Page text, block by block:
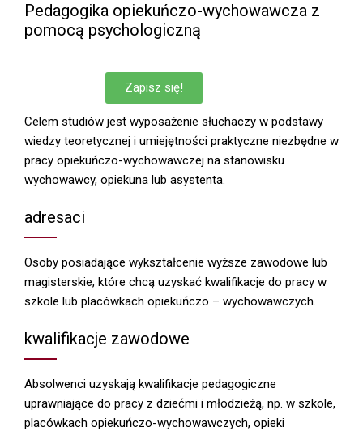
Pedagogika opiekuńczo-wychowawcza z
pomocą psychologiczną
Zapisz się!
Celem studiów jest wyposażenie słuchaczy w podstawy
wiedzy teoretycznej i umiejętności praktyczne niezbędne w
pracy opiekuńczo-wychowawczej na stanowisku
wychowawcy, opiekuna lub asystenta.
adresaci
Osoby posiadające wykształcenie wyższe zawodowe lub
magisterskie, które chcą uzyskać kwalifikacje do pracy w
szkole lub placówkach opiekuńczo – wychowawczych.
kwalifikacje zawodowe
Absolwenci uzyskają kwalifikacje pedagogiczne
uprawniające do pracy z dziećmi i młodzieżą, np. w szkole,
placówkach opiekuńczo-wychowawczych, opieki